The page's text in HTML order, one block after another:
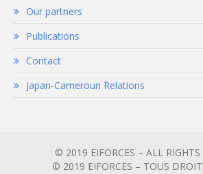
Our partners
Publications
Contact
Japan-Cameroun Relations
© 2019 EIFORCES – ALL RIGHTS
© 2019 EIFORCES – TOUS